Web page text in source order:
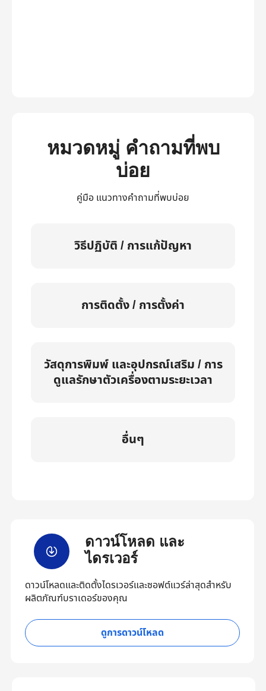
หมวดหมู่ คำถามที่พบ
บ่อย
คู่มือ แนวทางคำถามที่พบบ่อย
วิธีปฏิบัติ / การแก้ปัญหา
การติดตั้ง / การตั้งค่า
วัสดุการพิมพ์ และอุปกรณ์เสริม / การ
ดูแลรักษาตัวเครื่องตามระยะเวลา
อื่นๆ
ดาวน์โหลด และ
ไดรเวอร์
ดาวน์โหลดและติดตั้งไดรเวอร์และซอฟต์แวร์ล่าสุดสำหรับ
ผลิตภัณฑ์บราเดอร์ของคุณ
ดูการดาวน์โหลด